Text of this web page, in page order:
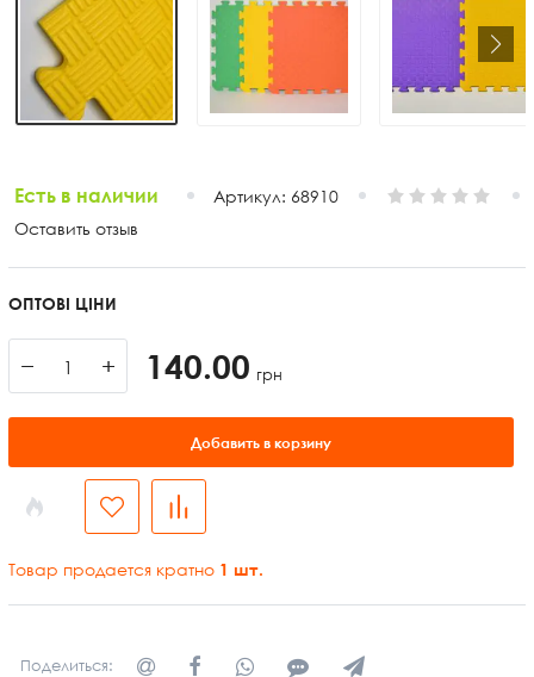
Есть в наличии Артикул: 68910
Оставить отзыв
ОПТОВІ ЦІНИ
− + 140.00 грн
Добавить в корзину
Товар продается кратно 1 шт.
Поделиться: